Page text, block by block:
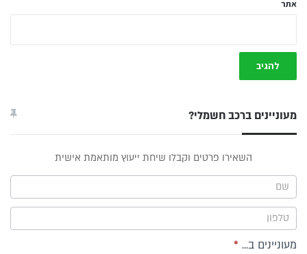
אתר
מעוניינים ברכב חשמלי?
תפריט
צד
השאירו פרטים וקבלו שיחת ייעוץ מותאמת אישית
מעוניינים ב... *